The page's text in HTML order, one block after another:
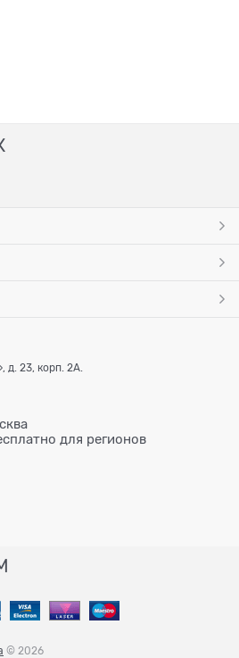
д. 23, корп. 2А.
для регионов
© 2026